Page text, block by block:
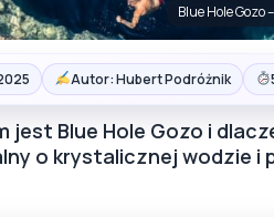
Blue Hole Gozo
Autor: Hubert Podróżnik
jest Blue Hole Gozo i
o krystalicznej wodzie i